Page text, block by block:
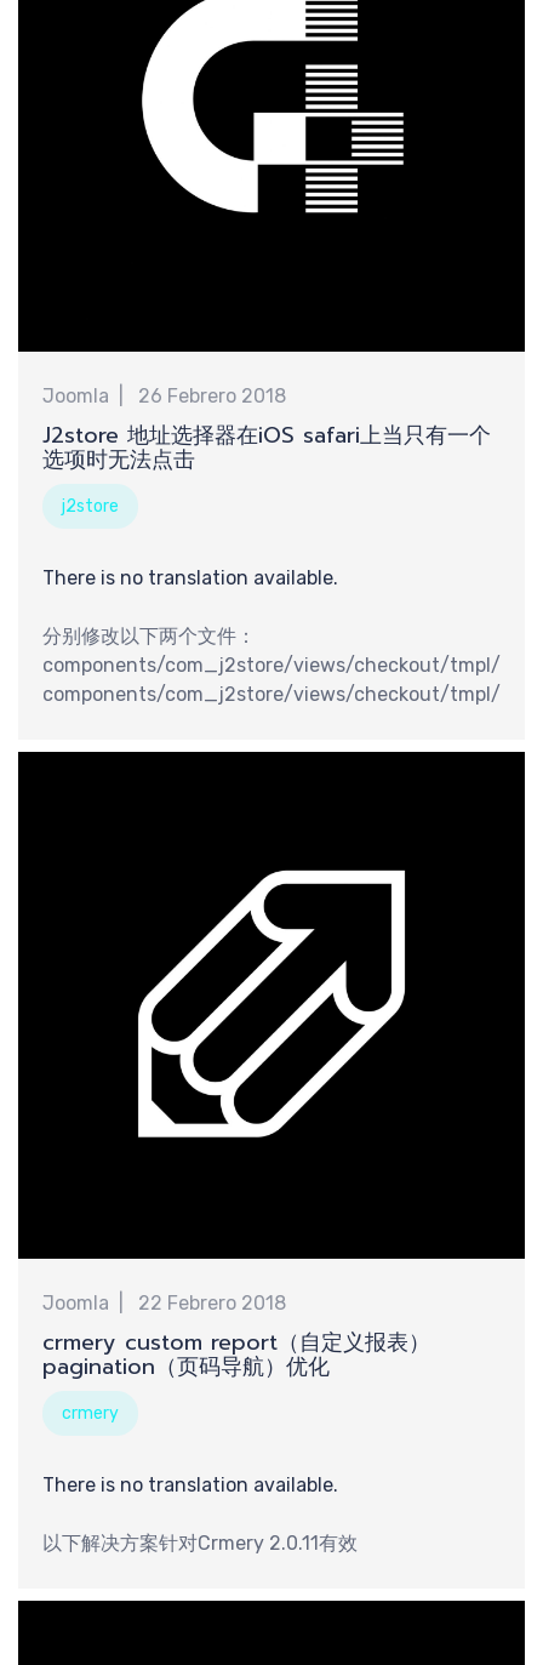
新
分
享
Joomla 26 Febrero 2018
J2store 地址选择器在iOS safari上当只有一个
选项时无法点击
j2store
There is no translation available.
分别修改以下两个文件：
components/com_j2store/views/checkout/tmpl/
components/com_j2store/views/checkout/tmpl/
Joomla 22 Febrero 2018
crmery custom report（自定义报表）
pagination（页码导航）优化
crmery
There is no translation available.
以下解决方案针对Crmery 2.0.11有效